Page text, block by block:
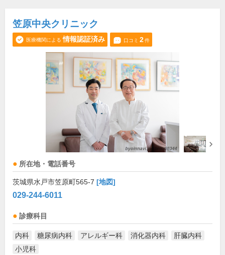
笠原中央クリニック
医療機関による 情報認証済み 口コミ 2件
所在地・電話番号
茨城県水戸市笠原町565-7 [地図]
029-244-6011
診療科目
内科 糖尿病内科 アレルギー科 消化器内科
肝臓内科
小児科